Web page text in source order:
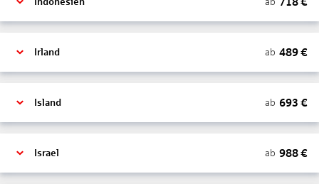
Irland ab 489€
Island ab 693 €
Israel ab 988€